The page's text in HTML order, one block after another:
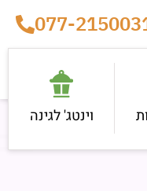
077-
וינטג' לגינה